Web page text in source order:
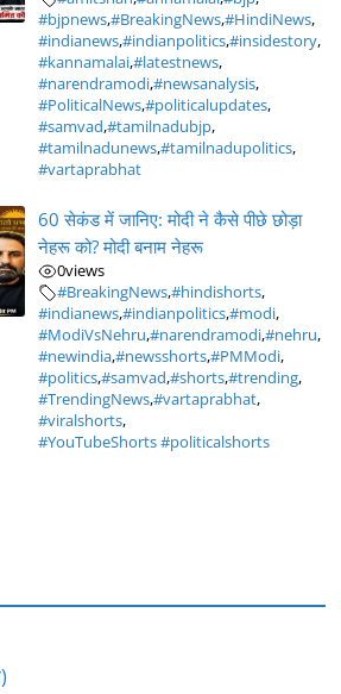
#bjpnews,#BreakingNews,#HindiNews,
#indianews,#indianpolitics,#insidestory,
#kannamalai,#latestnews,
#narendramodi,#newsanalysis,
#PoliticalNews,#politicalupdates,
#samvad,#tamilnadubjp,
#tamilnadunews,#tamilnadupolitics,
#vartaprabhat
60 सेकंड में जानिए: मोदी ने कैसे पीछे छोड़ा
नेहरू को? मोदी बनाम नेहरू
0views
#BreakingNews,#hindishorts,
#indianews,#indianpolitics,#modi,
#ModiVsNehru,#narendramodi,#nehru,
#newindia,#newsshorts,#PMModi,
#politics,#samvad,#shorts,#trending,
#TrendingNews,#vartaprabhat,
#viralshorts,
#YouTubeShorts #politicalshorts